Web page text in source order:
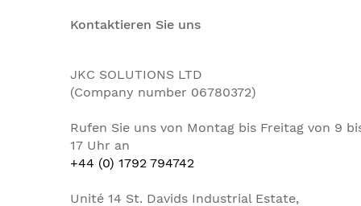
Kontaktieren Sie uns
JKC SOLUTIONS LTD
(Company number 06780372)
Rufen Sie uns von Montag bis Freitag von 9
17 Uhr an
+44 (0) 1792 794742
Unité 14 St. Davids Industrial Estate,